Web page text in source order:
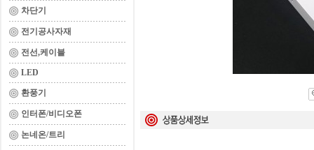
차단기
전기공사자재
전선,케이블
LED
환풍기
인터폰/비디오폰
논네온/트리